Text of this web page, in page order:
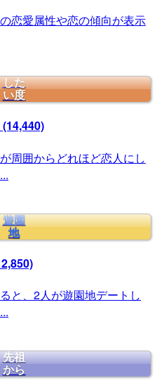
恋愛属性や恋の傾向が表示
した
い度
(14,440)
周囲からどれほど恋人にし
遊園
地
と、2人が遊園地デートし
先祖
から